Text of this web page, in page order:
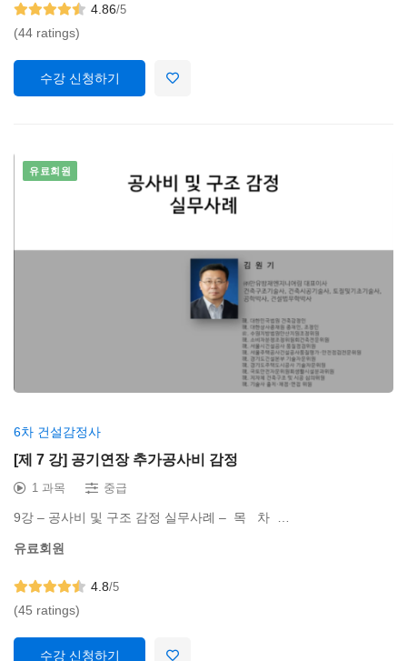
4.86/5
(44 ratings)
수강 신청하기
유료회원
6차 건설감정사
[제 7 강] 공기연장 추가공사비 감정
1 과목 중급
9강 – 공사비 및 구조 감정 실무사례 – 목 차 …
유료회원
4.8/5
(45 ratings)
수강 신청하기